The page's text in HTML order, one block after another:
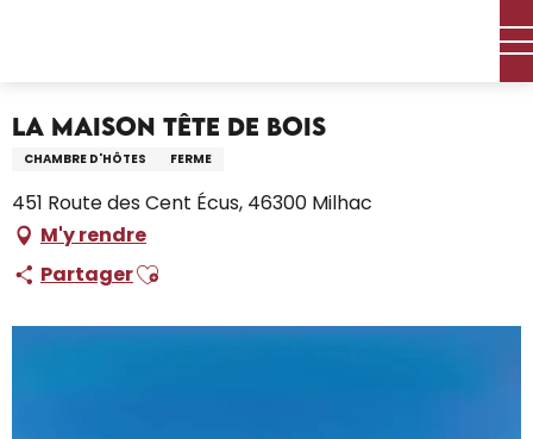
La maison Tête de Bois
CHAMBRE D'HÔTES FERME
451 Route des Cent Écus, 46300 Milhac
M'y rendre
PartagerAjouter aux favoris